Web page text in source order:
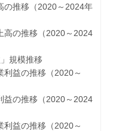
推移（2020～2024年
の推移（2020～2024
規模推移
益の推移（2020～
の推移（2020～2024
益の推移（2020～